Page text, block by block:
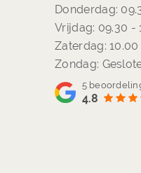
Donderdag:
Vrijdag: 09.30 -
Zaterdag:
Zondag:
5
4.8